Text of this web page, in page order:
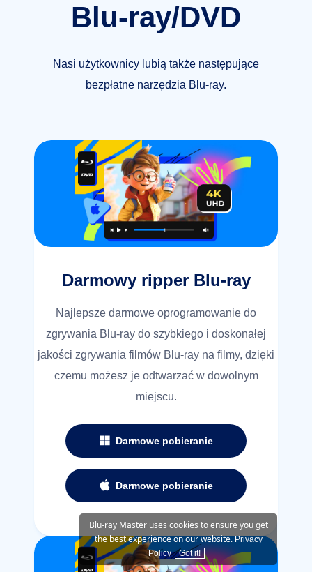
Blu-ray/DVD
Nasi użytkownicy lubią także następujące
bezpłatne narzędzia Blu-ray.
Darmowy ripper Blu-ray
Najlepsze darmowe oprogramowanie do
zgrywania Blu-ray do szybkiego i doskonałej
jakości zgrywania filmów Blu-ray na filmy, dzięki
czemu możesz je odtwarzać w dowolnym
miejscu.
Darmowe pobieranie
Darmowe pobieranie
Blu-ray Master uses cookies to ensure you get
the best experience on our website.Privacy
Policy
Got it!